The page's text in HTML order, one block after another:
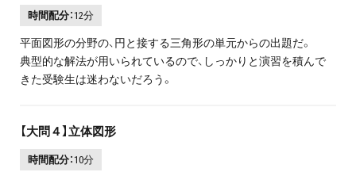
時間配分：12分
平面図形の分野の、円と接する三角形の単元からの出題だ。
典型的な解法が用いられているので、しっかりと演習を積んで
きた受験生は迷わないだろう。
【大問４】立体図形
時間配分：10分